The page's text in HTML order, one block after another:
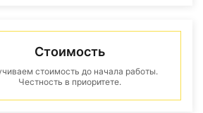
Стоимость
стоимость до начала работы.
Честность в приоритете.